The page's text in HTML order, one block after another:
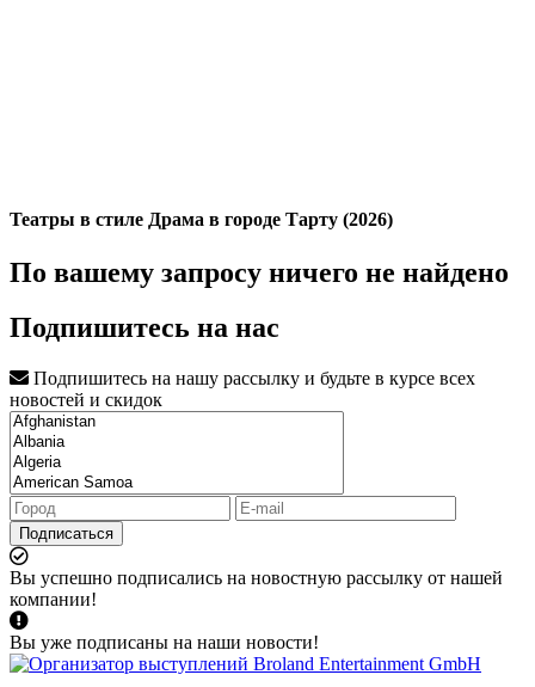
Театры в стиле Драма в городе Тарту (2026)
По вашему запросу ничего не найдено
Подпишитесь на нас
Подпишитесь на нашу рассылку и будьте в курсе всех
новостей и скидок
Подписаться
Вы успешно подписались на новостную рассылку от нашей
компании!
Вы уже подписаны на наши новости!